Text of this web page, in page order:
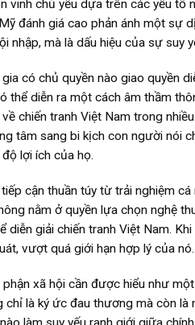
vinh chủ yếu dựa trên các yếu
đánh giá cao phản ánh một sự
nhập, mà là dấu hiệu của sự suy
có chủ quyền nào giao quyền
thể diễn ra một cách âm thầm
chiến tranh Việt Nam trong
tâm sang bi kịch con người nói
lợi ích của họ.
cận thuần túy từ trải nghiệm
nằm ở quyền lựa chọn nghệ
giải chiến tranh Việt Nam.
vượt quá giới hạn hợp lý của nó.
xã hội cần được hiểu như
chỉ là ký ức đau thương mà còn